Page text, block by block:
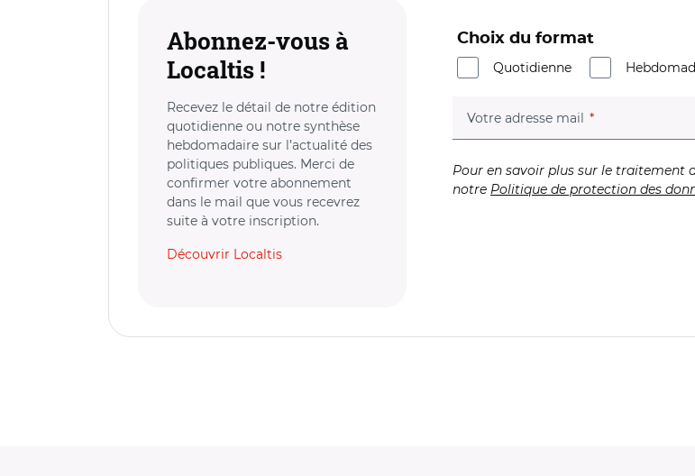
Abonnez-vous à
Localtis !
Recevez le détail de notre édition
quotidienne ou notre synthèse
hebdomadaire sur l’actualité des
politiques publiques. Merci de
confirmer votre abonnement
dans le mail que vous recevrez
suite à votre inscription.
Découvrir Localtis
Choix du format
Quotidienne
Votre adresse mail (champ
Pour en savoir plus sur le traitement
notre Politique de protection des